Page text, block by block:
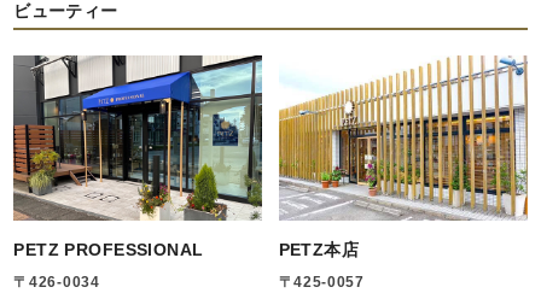
ビューティー
PETZ PROFESSIONAL
〒426-0034
PETZ本店
〒425-0057